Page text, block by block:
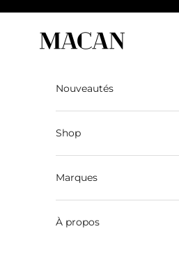
Macan Story
Nouveautés
Shop
Marques
À propos